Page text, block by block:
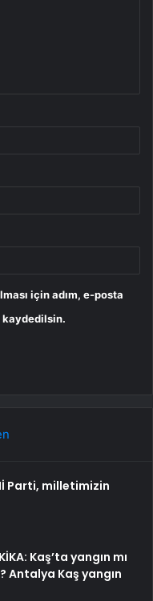
için adım, e-posta
kaydedilsin.
Parti, milletimizin
Kaş’ta yangın mı
Antalya Kaş yangın